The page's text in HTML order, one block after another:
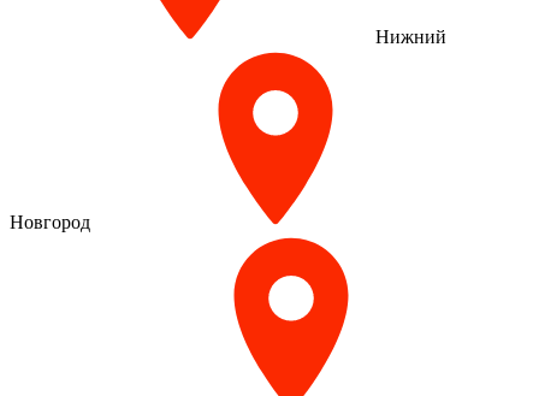
Нижний
Новгород